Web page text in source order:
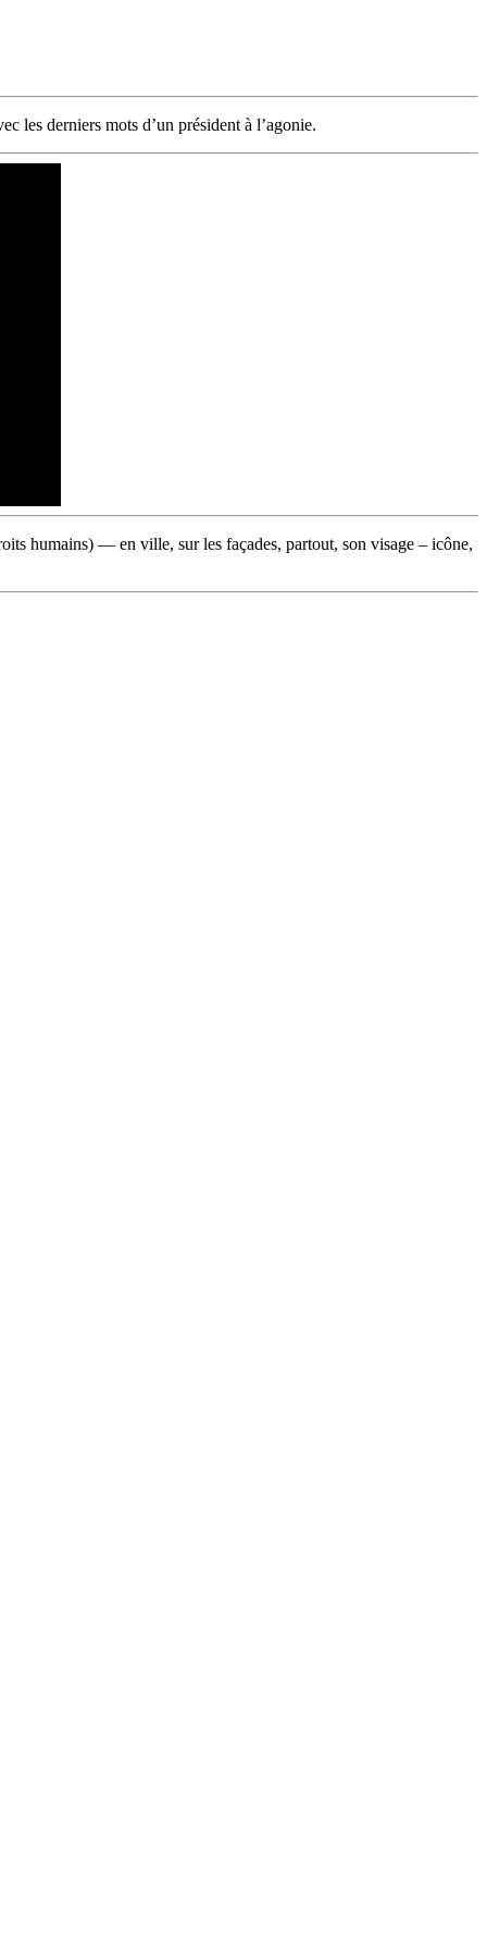
les derniers mots d’un président à l’agonie.
humains) — en ville, sur les façades, partout, son visage – icône,